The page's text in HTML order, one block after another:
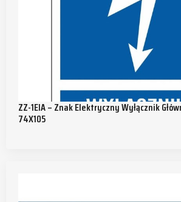
ZZ-1EIA – Znak Elektryczny Wyłącznik
74X105